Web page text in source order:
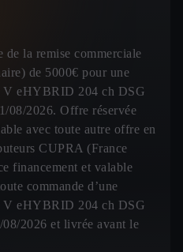
la remise commerciale
de 5000€ pour une
V eHYBRID 204 ch DSG
08/2026. Offre réservée
avec toute autre offre en
CUPRA (France
financement et valable
commande d’une
V eHYBRID 204 ch DSG
2026 et livrée avant le